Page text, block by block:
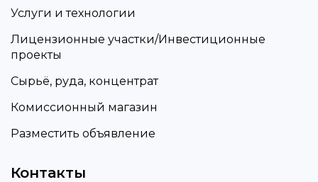
Услуги и технологии
Лицензионные участки/Инвестиционные
проекты
Сырьё, руда, концентрат
Комиссионный магазин
Разместить объявление
Контакты